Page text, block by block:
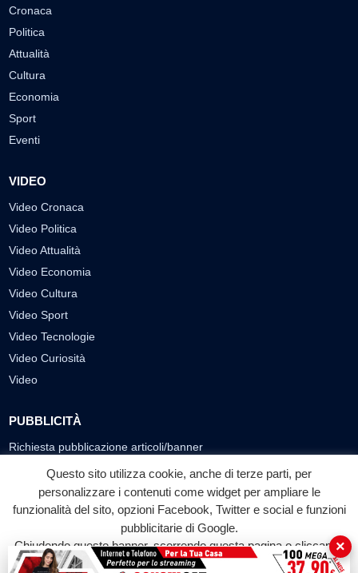
Cronaca
Politica
Attualità
Cultura
Economia
Sport
Eventi
VIDEO
Video Cronaca
Video Politica
Video Attualità
Video Economia
Video Cultura
Video Sport
Video Tecnologie
Video Curiosità
Video
PUBBLICITÀ
Richiesta pubblicazione articoli/banner
SEGUICI SUI SOCIAL
f
Facebook
◎ ▶
YouTube
Questo sito utilizza cookie, anche di terze parti, per
personalizzare i contenuti come widget per ampliare le
funzionalità del sito, opzioni Facebook, Twitter e social e funzioni
pubblicitarie di Google.
Chiudendo questo banner, scorrendo questa pagina o cliccando
su qualunque suo elemento acconsenti all'uso dei cookie.
×